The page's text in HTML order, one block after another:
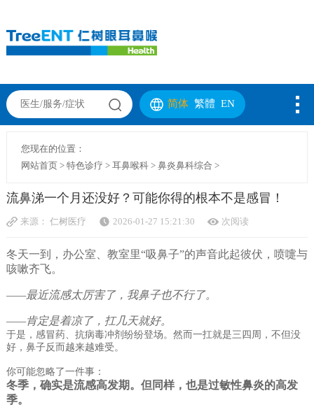
简体 繁體 EN
您现在的位置：
网站首页> 特色诊疗 > 耳鼻喉科> 鼻炎鼻科综合 >
流鼻涕一个月还没好？可能你得的根本不是感冒！
来源： 仁树医疗 2026-01-27 15:21:30 次阅读
冬天一到，办公室、教室里“吸鼻子”的声音此起彼伏，喷嚏与
咳嗽齐飞。
——最近流感太厉害了，我鼻子也不行了。
——肯定是着凉了，扛几天就好。
于是，感冒药、抗病毒冲剂纷纷登场。然而一扛就是三四周，不但没
好，鼻子反而越来越难受。
你可能忽略了一件事：
冬季，确实是流感高发期。但同样，也是过敏性鼻炎的高发
季。